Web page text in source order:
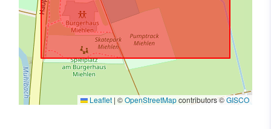
Leaflet | ©OpenStreetMapcontributors ©GISCO